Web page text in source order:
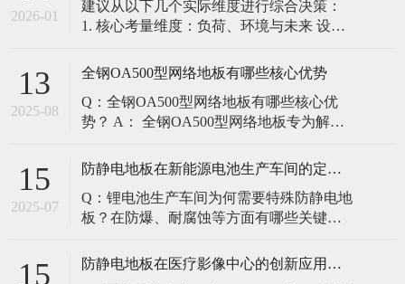
由值班工程师执行）： 观： 巡检时观察地
面有无明显的水渍、油污或其它液体泼
2026-01
建议从以下几个实际维度进行综合决策：
1. 核心考量维度：负荷、环境与未来 设备
您必须计算机房规划区域内最重设备的单
点载荷（通常指服务器机柜的支脚压
力）。 轻型机房（标准服务器/网络柜）：
单点载荷通常在1960N，主流的优质复合地
13
2025-08
全钢OA500型网络地板有哪些核心优势
Q：全钢OA500型网络地板有哪些核心优
势？ A： 全钢OA500型网络地板专为解决
以下核心优势： 高强度结构：采用优质冷
轧钢板拉伸焊接成型，表面磷化后静电喷
塑，防锈耐磨，承重性能优异。 便捷布
线：配套活动线槽板设计，可轻松掀起盖
15
2025-07
防静电地板在新能源电池生产车间的定制化解决方案
Q：锂电池生产车间为何需要特殊防静电地
板？在防爆、耐腐蚀等方面有哪些关键技
环境并存的特殊场景，需要全方位防护方
15
防静电地板在医疗影像中心的创新应用方案